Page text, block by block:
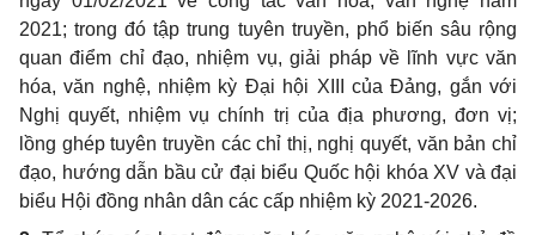
2021; trong đó tập trung tuyên truyền, phổ biến sâu rộng
quan điểm chỉ đạo, nhiệm vụ, giải pháp về lĩnh vực văn
hóa, văn nghệ, nhiệm kỳ Đại hội XIII của Đảng, gắn với
Nghị quyết, nhiệm vụ chính trị của địa phương, đơn vị;
lồng ghép tuyên truyền các chỉ thị, nghị quyết, văn bản chỉ
đạo, hướng dẫn bầu cử đại biểu Quốc hội khóa XV và đại
biểu Hội đồng nhân dân các cấp nhiệm kỳ 2021-2026.